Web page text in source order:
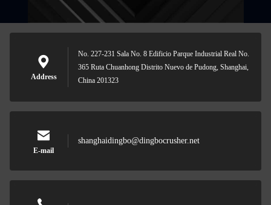
Address
No. 227-231 Sala No. 8 Edificio Parque Industrial Real No.
365 Ruta Chuanhong Distrito Nuevo de Pudong, Shanghai,
China 201323
E-mail
shanghaidingbo@dingbocrusher.net